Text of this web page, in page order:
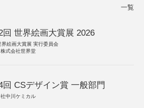
一覧
回 世界絵画大賞展 2026
界絵画大賞展 実行委員会
式会社世界堂
回 CSデザイン賞 一般部門
中川ケミカル